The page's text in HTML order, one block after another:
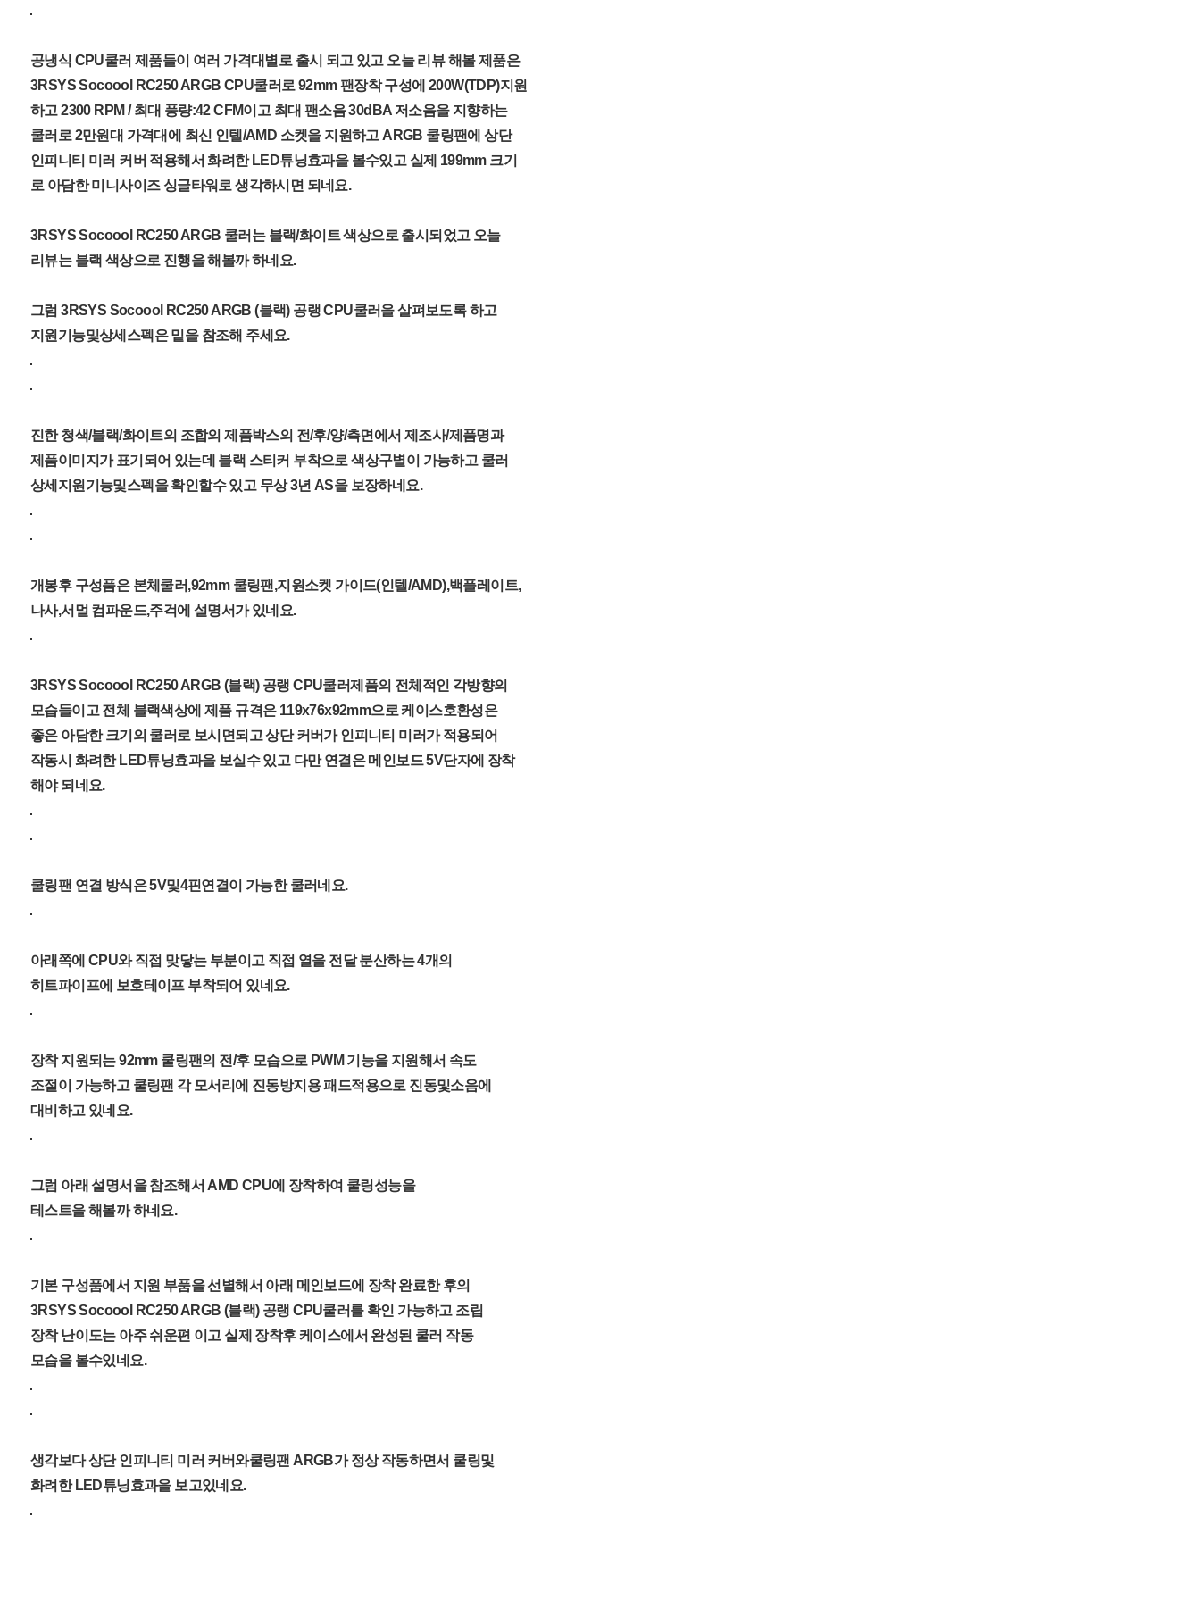
공냉식 CPU쿨러 제품들이 여러 가격대별로 출시 되고 있고 오늘 리뷰 해볼 제품은
3RSYS Socoool RC250 ARGB CPU쿨러로 92mm 팬장착 구성에 200W(TDP)지원
하고 2300 RPM / 최대 풍량:42 CFM이고 최대 팬소음 30dBA 저소음을 지향하는
쿨러로 2만원대 가격대에 최신 인텔/AMD 소켓을 지원하고 ARGB 쿨링팬에 상단
인피니티 미러 커버 적용해서 화려한 LED튜닝효과을 볼수있고 실제 199mm 크기
로 아담한 미니사이즈 싱글타워로 생각하시면 되네요.
3RSYS Socoool RC250 ARGB 쿨러는 블랙/화이트 색상으로 출시되었고 오늘
리뷰는 블랙 색상으로 진행을 해볼까 하네요.
그럼 3RSYS Socoool RC250 ARGB (블랙) 공랭 CPU쿨러을 살펴보도록 하고
지원기능및상세스펙은 밑을 참조해 주세요.
진한 청색/블랙/화이트의 조합의 제품박스의 전/후/양/측면에서 제조사/제품명과
제품이미지가 표기되어 있는데 블랙 스티커 부착으로 색상구별이 가능하고 쿨러
상세지원기능및스펙을 확인할수 있고 무상 3년 AS을 보장하네요.
개봉후 구성품은 본체쿨러,92mm 쿨링팬,지원소켓 가이드(인텔/AMD),백플레이트,
나사,서멀 컴파운드,주걱에 설명서가 있네요.
3RSYS Socoool RC250 ARGB (블랙) 공랭 CPU쿨러제품의 전체적인 각방향의
모습들이고 전체 블랙색상에 제품 규격은 119x76x92mm으로 케이스호환성은
좋은 아담한 크기의 쿨러로 보시면되고 상단 커버가 인피니티 미러가 적용되어
작동시 화려한 LED튜닝효과을 보실수 있고 다만 연결은 메인보드 5V단자에 장착
해야 되네요.
쿨링팬 연결 방식은 5V및4핀연결이 가능한 쿨러네요.
아래쪽에 CPU와 직접 맞닿는 부분이고 직접 열을 전달 분산하는 4개의
히트파이프에 보호테이프 부착되어 있네요.
장착 지원되는 92mm 쿨링팬의 전/후 모습으로 PWM 기능을 지원해서 속도
조절이 가능하고 쿨링팬 각 모서리에 진동방지용 패드적용으로 진동및소음에
대비하고 있네요.
그럼 아래 설명서을 참조해서 AMD CPU에 장착하여 쿨링성능을
테스트을 해볼까 하네요.
기본 구성품에서 지원 부품을 선별해서 아래 메인보드에 장착 완료한 후의
3RSYS Socoool RC250 ARGB (블랙) 공랭 CPU쿨러를 확인 가능하고 조립
장착 난이도는 아주 쉬운편 이고 실제 장착후 케이스에서 완성된 쿨러 작동
모습을 볼수있네요.
생각보다 상단 인피니티 미러 커버와쿨링팬 ARGB가 정상 작동하면서 쿨링및
화려한 LED튜닝효과을 보고있네요.